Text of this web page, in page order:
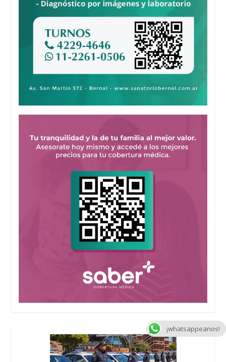
¡whatsappeanos!